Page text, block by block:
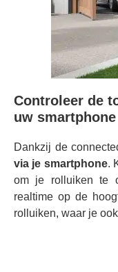
Controleer de
uw smartphone
Dankzij de
via je smartphone.
om je rolluiken te
realtime op de
rolluiken, waar je